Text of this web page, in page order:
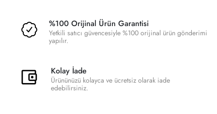
%100 Orijinal Ürün Garantisi
Yetkili satıcı güvencesiyle %100 orijinal ürün gönderimi
yapılır.
Kolay İade
Ürününüzü kolayca ve ücretsiz olarak iade
edebilirsiniz.